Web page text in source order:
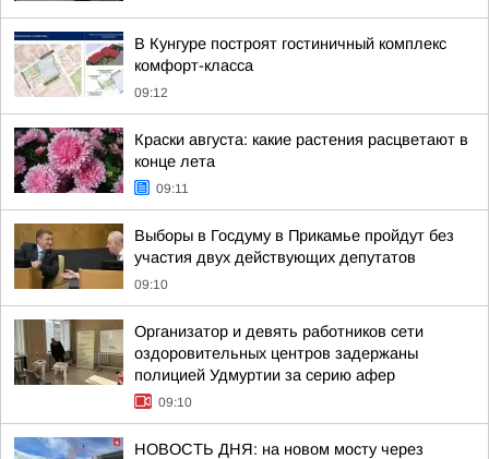
В Кунгуре построят гостиничный комплекс
комфорт-класса
09:12
Краски августа: какие растения расцветают в
конце лета
09:11
Выборы в Госдуму в Прикамье пройдут без
участия двух действующих депутатов
09:10
Организатор и девять работников сети
оздоровительных центров задержаны
полицией Удмуртии за серию афер
09:10
НОВОСТЬ ДНЯ: на новом мосту через